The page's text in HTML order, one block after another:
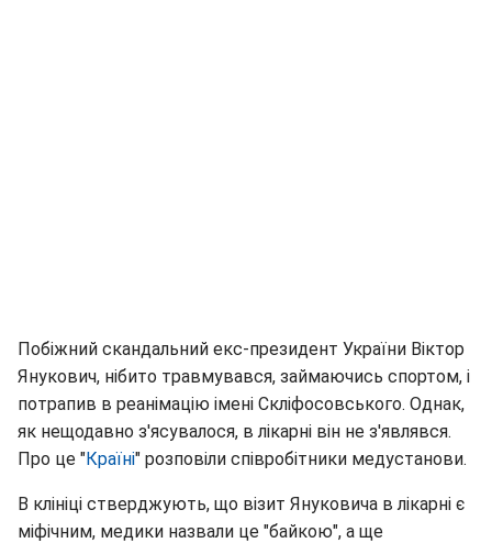
Побіжний скандальний екс-президент України Віктор
Янукович, нібито травмувався, займаючись спортом, і
потрапив в реанімацію імені Скліфосовського. Однак,
як нещодавно з'ясувалося, в лікарні він не з'являвся.
Про це "Країні" розповіли співробітники медустанови.
В клініці стверджують, що візит Януковича в лікарні є
міфічним, медики назвали це "байкою", а ще